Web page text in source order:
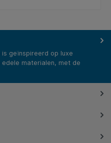
is geïnspireerd op luxe
materialen, met de